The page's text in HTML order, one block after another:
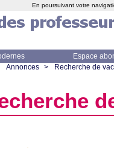
Espace
Annonces > Recherche de
En poursuivant votre